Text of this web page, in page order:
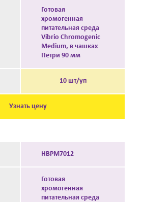
Готовая
хромогенная
питательная среда
Vibrio Chromogenic
Medium, в чашках
Петри 90 мм
10 шт/уп
Узнать цену
HBPM7012
Готовая
хромогенная
питательная среда